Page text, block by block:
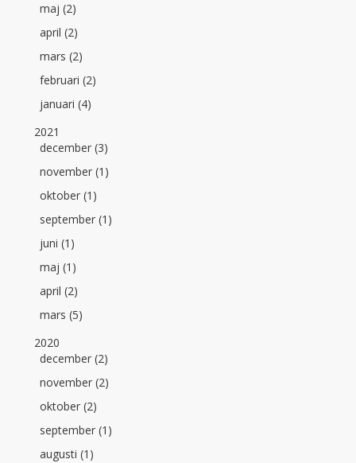
maj (2)
april (2)
mars (2)
februari (2)
januari (4)
2021
december (3)
november (1)
oktober (1)
september (1)
juni (1)
maj (1)
april (2)
mars (5)
2020
december (2)
november (2)
oktober (2)
september (1)
augusti (1)